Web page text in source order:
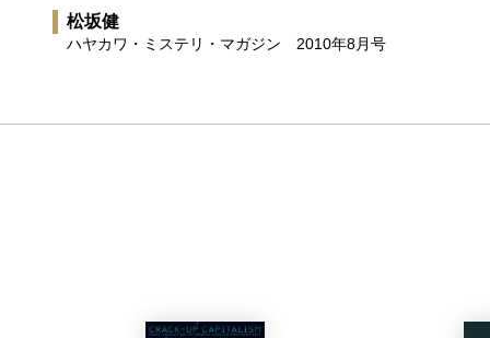
松坂健
ハヤカワ・ミステリ・マガジン 2010年8月号